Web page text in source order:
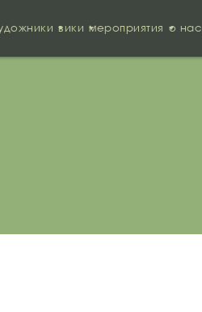
вики мероприятия о нас